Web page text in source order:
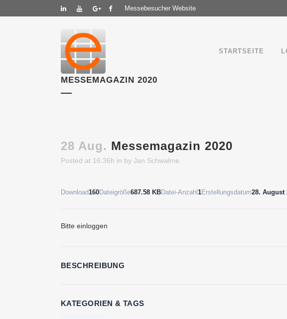
Messebesucher Website
STARTSEITE
MESSEMAGAZIN 2020
28 Aug. Messemagazin 2020
Posted at 16:36h in by Jan Schwalme
Download160Dateigröße687.58 KBDatei-Anzahl 1Erstellungsdatum28. August
Bitte einloggen
BESCHREIBUNG
KATEGORIEN & TAGS